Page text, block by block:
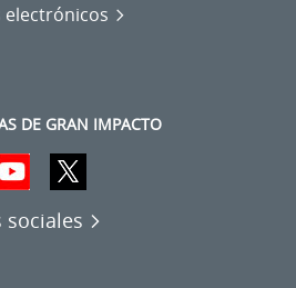
electrónicos
DE GRAN IMPACTO
sociales